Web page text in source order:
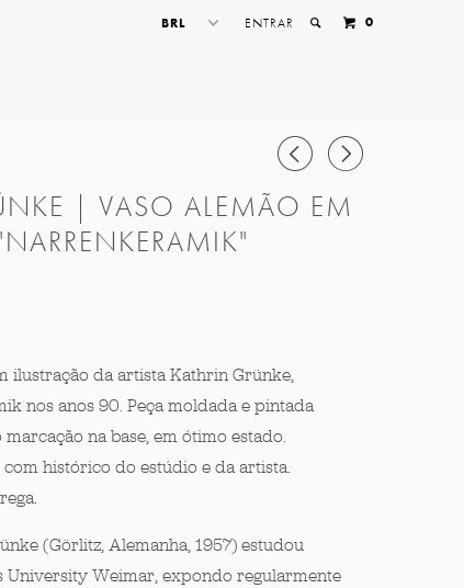
ENTRAR 0
◅ ▻
| VASO ALEMÃO EM
ilustração da artista Kathrin Grünke,
nos anos 90. Peça moldada e pintada
na base, em ótimo estado.
histórico do estúdio e da artista.
(Görlitz, Alemanha, 1957) estudou
University Weimar, expondo regularmente